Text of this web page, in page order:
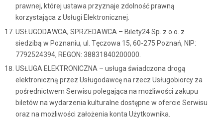
prawnej, której ustawa przyznaje zdolność prawną
korzystająca z Usługi Elektronicznej.
USŁUGODAWCA, SPRZEDAWCA – Bilety24 Sp. z o.o. z
siedzibą w Poznaniu, ul. Tęczowa 15, 60-275 Poznań, NIP:
7792524394, REGON: 38831840200000.
USŁUGA ELEKTRONICZNA – usługa świadczona drogą
elektroniczną przez Usługodawcę na rzecz Usługobiorcy za
pośrednictwem Serwisu polegająca na możliwości zakupu
biletów na wydarzenia kulturalne dostępne w ofercie Serwisu
oraz na możliwości założenia konta Użytkownika.